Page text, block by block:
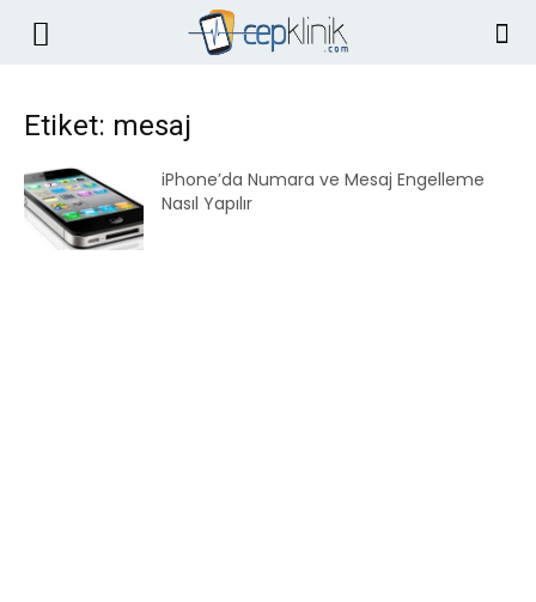
Etiket: mesaj
iPhone’da Numara ve Mesaj Engelleme
Nasıl Yapılır